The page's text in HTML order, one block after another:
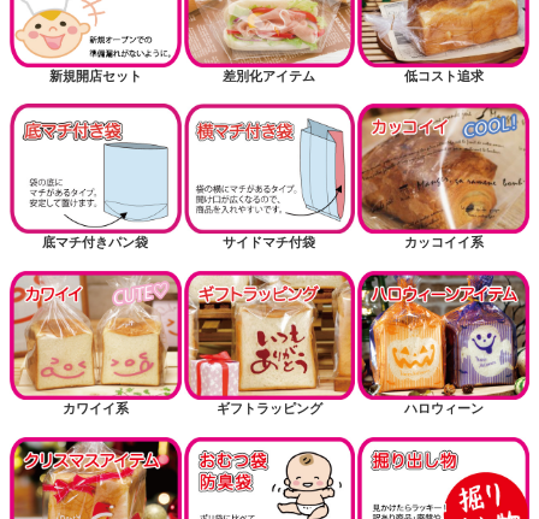
新規開店セット 差別化アイテム 低コスト追求
底マチ付きパン袋 サイドマチ付袋 カッコイイ系
カワイイ系 ギフトラッピング ハロウィーン